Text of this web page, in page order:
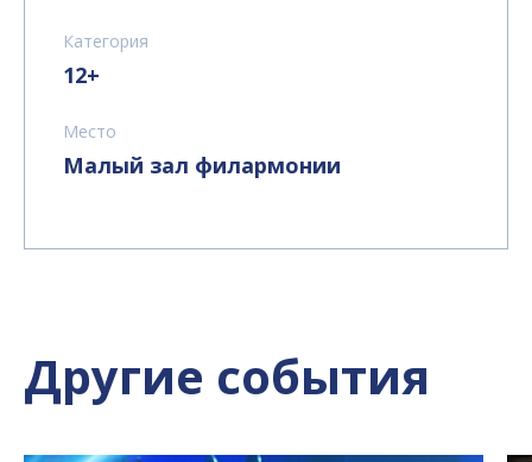
Категория
12+
Место
Малый зал филармонии
Другие события